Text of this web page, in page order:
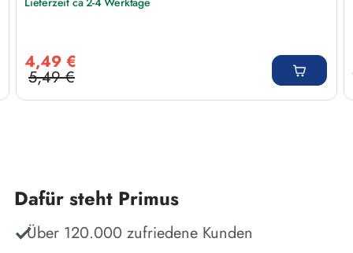
4,49 €
Regulärer Preis:
5,49 €
Dafür steht Primus
Über 120.000 zufriedene Kunden